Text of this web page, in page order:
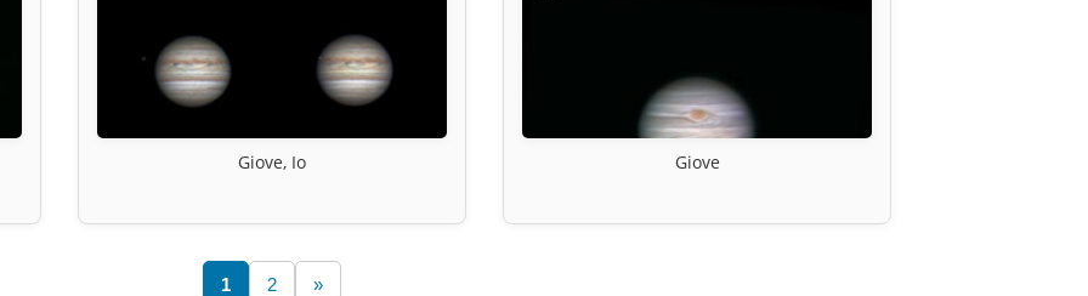
Giove, Io Giove
1 2 »